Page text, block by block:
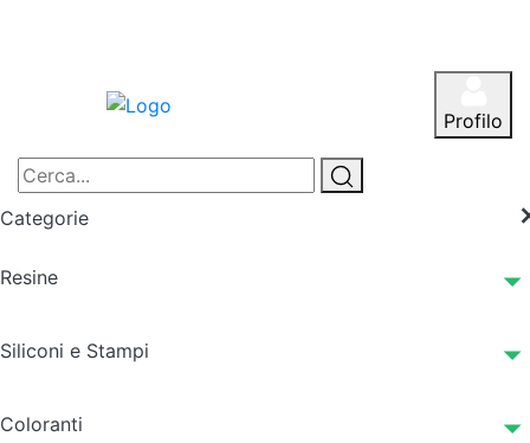
Profilo
Categorie
Resine
Siliconi e Stampi
Coloranti